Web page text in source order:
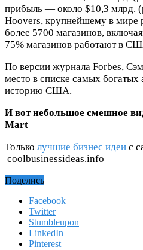
прибыль — около $10,3 млрд.
Hoovers, крупнейшему в мире
более 5700 магазинов,
75% магазинов работают в
По версии журнала Forbes,
место в списке самых богатых
историю США.
И вот небольшое смешное
Mart
Только лучшие бизнес идеи с
coolbusinessideas.info
Поделись
Facebook
Twitter
Stumbleupon
LinkedIn
Pinterest